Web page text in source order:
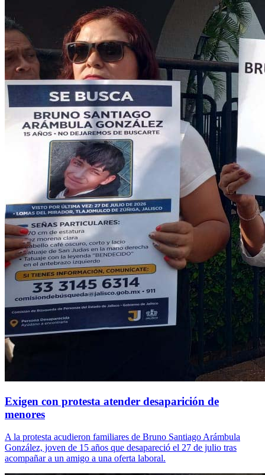
Exigen con protesta atender desaparición de
menores
A la protesta acudieron familiares de Bruno Santiago Arámbula
González, joven de 15 años que desapareció el 27 de julio tras
acompañar a un amigo a una oferta laboral.